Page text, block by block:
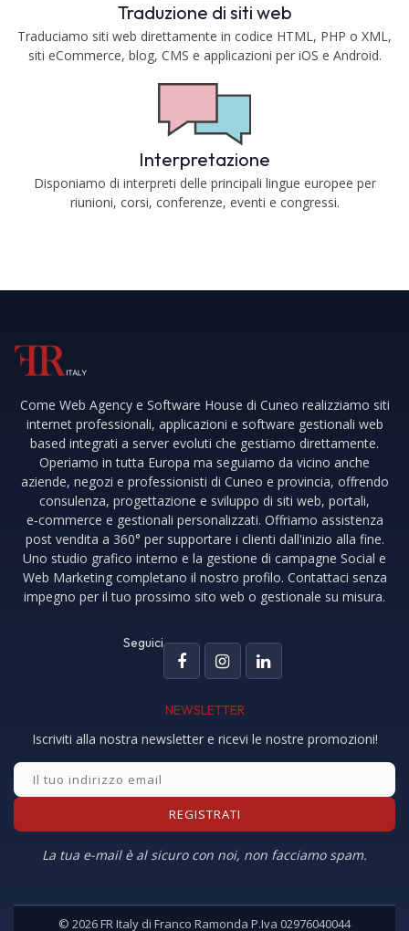
Traduzione di siti web
Traduciamo siti web direttamente in codice HTML, PHP o XML,
siti eCommerce, blog, CMS e applicazioni per iOS e Android.
Interpretazione
Disponiamo di interpreti delle principali lingue europee per
riunioni, corsi, conferenze, eventi e congressi.
Come Web Agency e Software House di Cuneo realizziamo siti
internet professionali, applicazioni e software gestionali web
based integrati a server evoluti che gestiamo direttamente.
Operiamo in tutta Europa ma seguiamo da vicino anche
aziende, negozi e professionisti di Cuneo e provincia, offrendo
consulenza, progettazione e sviluppo di siti web, portali,
e‑commerce e gestionali personalizzati. Offriamo assistenza
post vendita a 360° per supportare i clienti dall'inizio alla fine.
Uno studio grafico interno e la gestione di campagne Social e
Web Marketing completano il nostro profilo. Contattaci senza
impegno per il tuo prossimo sito web o gestionale su misura.
Seguici
NEWSLETTER
Iscriviti alla nostra newsletter e ricevi le nostre promozioni!
La tua e-mail è al sicuro con noi, non facciamo spam.
© 2026 FR Italy di Franco Ramonda P.Iva 02976040044